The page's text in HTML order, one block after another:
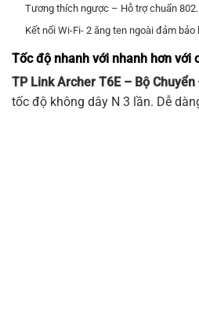
Tương thích ngược – Hỗ trợ chuẩn
Kết nối Wi-Fi- 2 ăng ten ngoài đảm
Tốc độ nhanh với nhanh hơn với
TP LinkArcher T6E– Bộ Chuyển
tốc độ không dây N 3 lần. Dễ